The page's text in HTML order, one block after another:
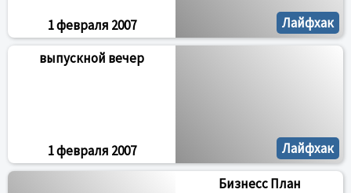
Лайфхак
1 февраля 2007
Лайфхак
выпускной вечер
1 февраля 2007
Бизнесс План